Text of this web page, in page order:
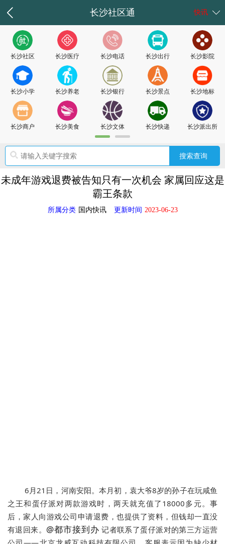
长沙社区通 快讯
长沙社区 长沙医疗 长沙电话 长沙出行 长沙影院
长沙小学 长沙养老 长沙银行 长沙景点 长沙地标
长沙商户 长沙美食 长沙文体 长沙快递 长沙派出所
未成年游戏退费被告知只有一次机会 家属回应这是
霸王条款
所属分类 国内快讯 更新时间 2023-06-23
6月21日，河南安阳。本月初，袁大爷8岁的孙子在玩咸鱼
之王和蛋仔派对两款游戏时，两天就充值了18000多元。事
后，家人向游戏公司申请退费，也提供了资料，但钱却一直没
有退回来。 @都市接到办 记者联系了蛋仔派对的第三方运营